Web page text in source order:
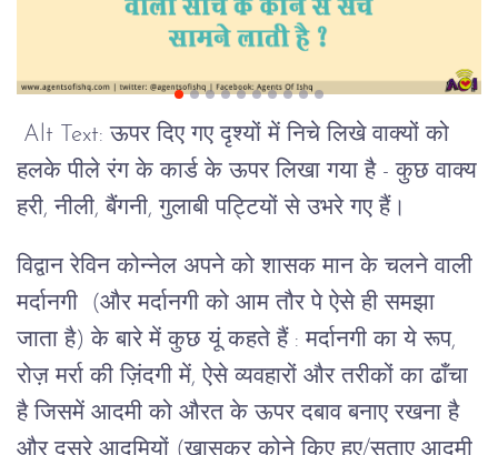
Alt Text: ऊपर दिए गए दृश्यों में निचे लिखे वाक्यों को
हलके पीले रंग के कार्ड के ऊपर लिखा गया है - कुछ वाक्य
हरी, नीली, बैंगनी, गुलाबी पट्टियों से उभरे गए हैं।
विद्वान रेविन कोन्नेल अपने को शासक मान के चलने वाली
मर्दानगी (और मर्दानगी को आम तौर पे ऐसे ही समझा
जाता है) के बारे में कुछ यूं कहते हैं : मर्दानगी का ये रूप,
रोज़ मर्रा की ज़िंदगी में, ऐसे व्यवहारों और तरीकों का ढाँचा
है जिसमें आदमी को औरत के ऊपर दबाव बनाए रखना है
और दूसरे आदमियों (ख़ासकर कोने किए हुए/सताए आदमी